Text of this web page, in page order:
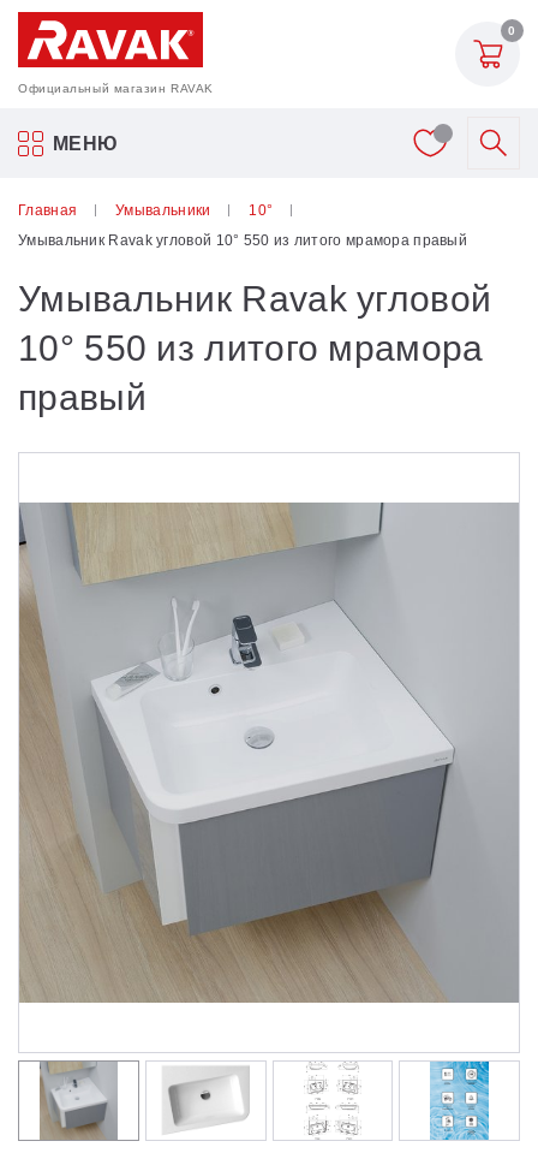
Официальный магазин RAVAK
0
МЕНЮ
Акриловые ванны Ravak
Аксессуары
Унитазы и биде
Душевые уголки
Поддоны для душа
Сиденья OVO для душевых уголков
Полотенцесушители
Гидромассаж для ванны
Душевые каналы
Главная Умывальники
10°
Умывальник Ravak угловой 10° 550 из литого мрамора правый
Умывальник Ravak угловой
10° 550 из литого мрамора
правый